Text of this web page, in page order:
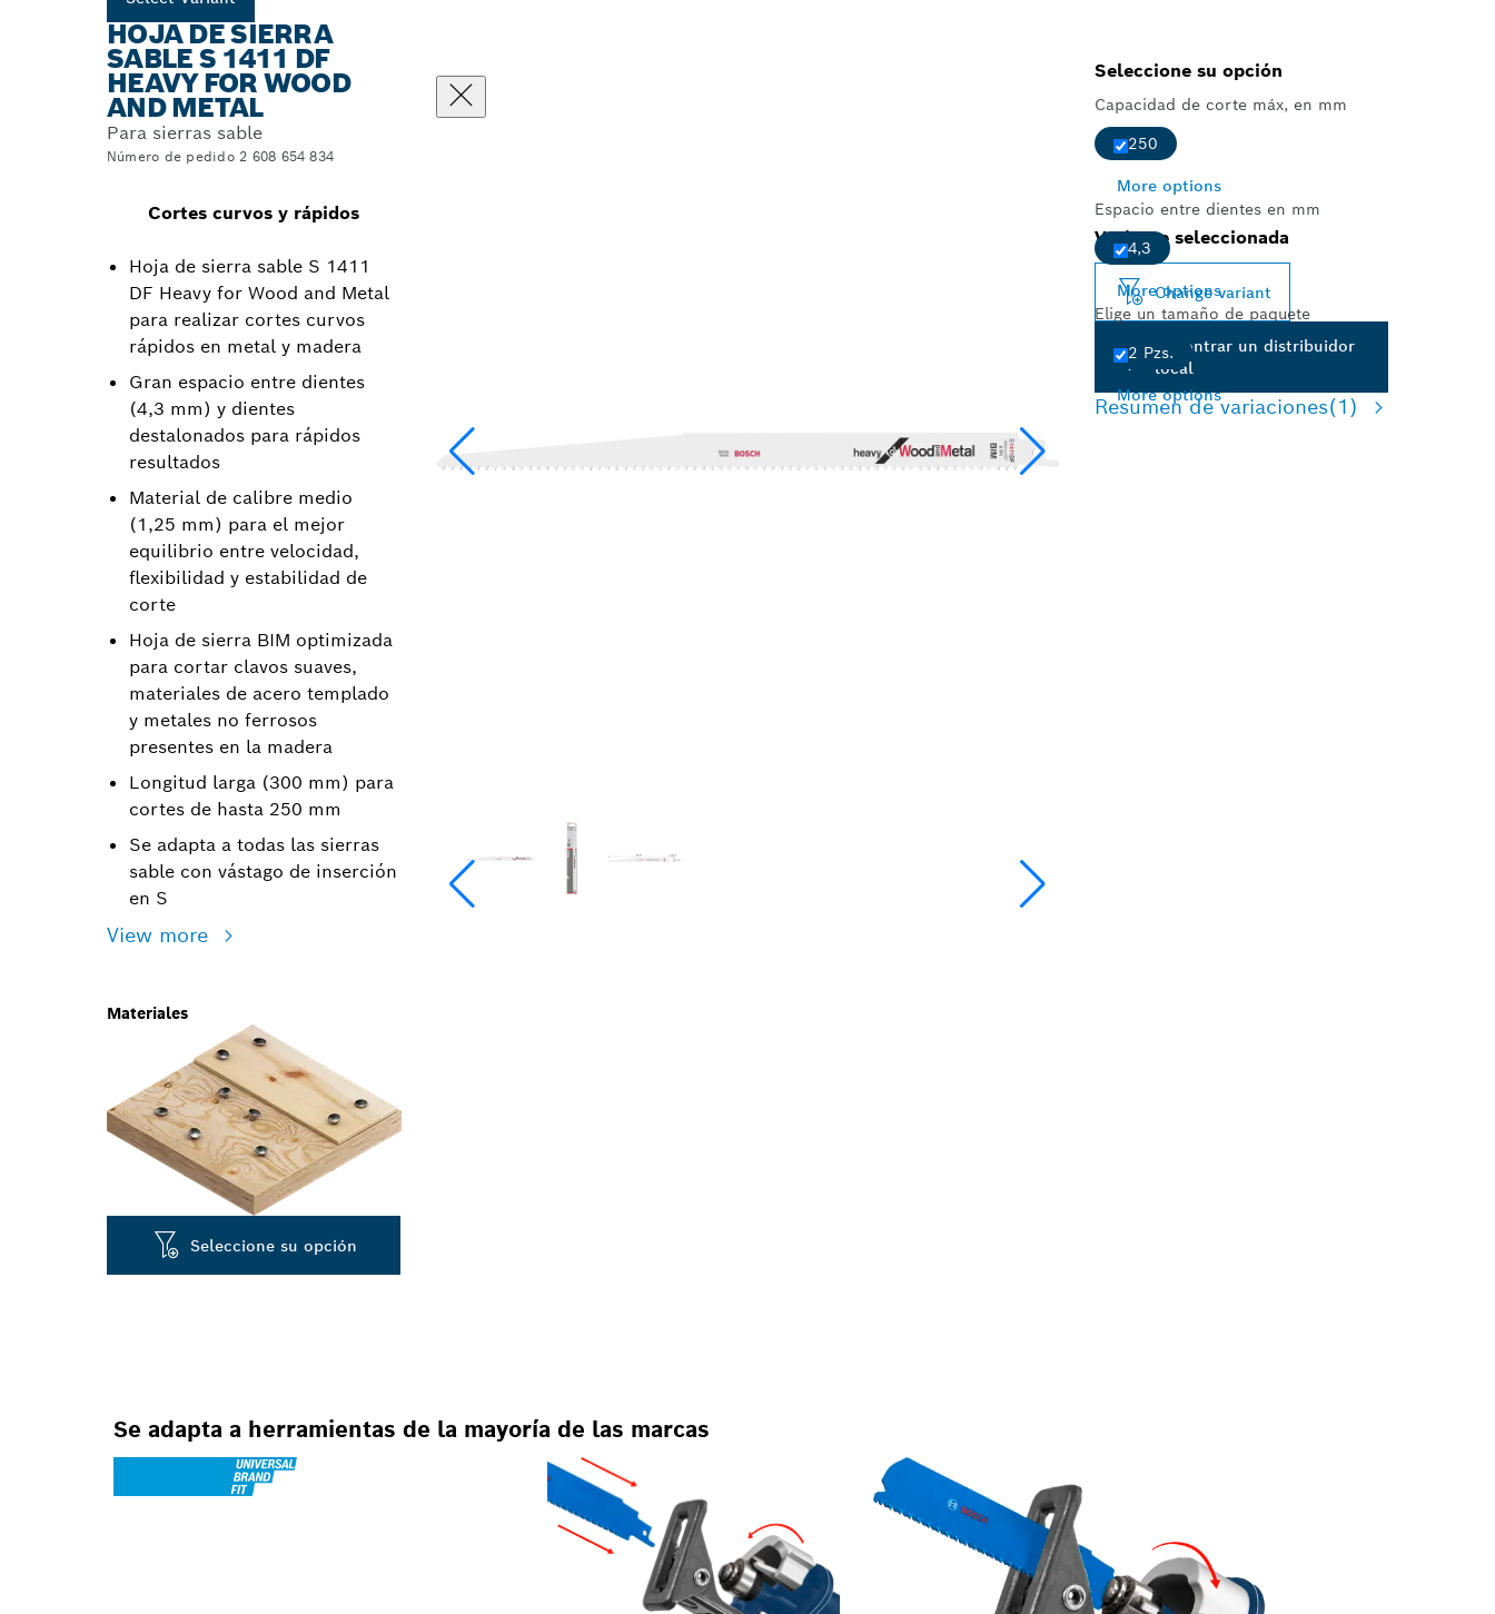
HOJA DE SIERRA
SABLE S 1411 DF
HEAVY FOR WOOD
AND METAL
Para sierras sable
Número de pedido 2 608 654 834
Cortes curvos y rápidos
Hoja de sierra sable S 1411
DF Heavy for Wood and Metal
para realizar cortes curvos
rápidos en metal y madera
Gran espacio entre dientes
(4,3 mm) y dientes
destalonados para rápidos
resultados
Material de calibre medio
(1,25 mm) para el mejor
equilibrio entre velocidad,
flexibilidad y estabilidad de
corte
Hoja de sierra BIM optimizada
para cortar clavos suaves,
materiales de acero templado
y metales no ferrosos
presentes en la madera
Longitud larga (300 mm) para
cortes de hasta 250 mm
Se adapta a todas las sierras
sable con vástago de inserción
en S
View more
Materiales
Seleccione su opción
Seleccione su opción
Capacidad de corte máx, en mm
250
More options
Espacio entre dientes en mm
4,3
More options
Elige un tamaño de paquete
2 Pzs.
More options
Variante seleccionada
Change variant
Encontrar un distribuidor
local
Resumen de variaciones(1)
Se adapta a herramientas de la mayoría de las marcas